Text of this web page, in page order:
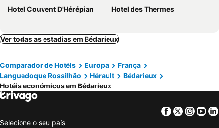
Hotel Couvent D'Hérépian
Hotel des Thermes
Ver todas as estadias em Bédarieux
Comparador de Hotéis Europa
França
Languedoque Rossilhão
Hérault
Bédarieux
Hotéis económicos em Bédarieux
Facebook
Twitter
Selecione o seu país